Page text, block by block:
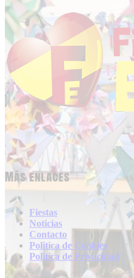
Más enlaces
Fiestas
Noticias
Contacto
Politica de Cookies
Politica de Privacidad